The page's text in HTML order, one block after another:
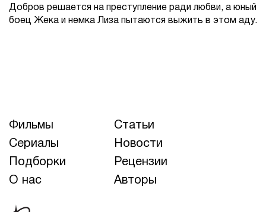
Добров решается на преступление ради любви, а юный
боец Жека и немка Лиза пытаются выжить в этом аду.
Фильмы
Статьи
Сериалы
Новости
Подборки
Рецензии
О нас
Авторы